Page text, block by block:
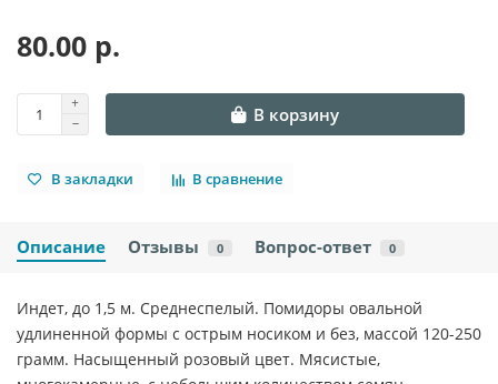
80.00 р.
В корзину
В закладки В сравнение
Описание Отзывы 0 Вопрос-ответ 0
Индет, до 1,5 м. Среднеспелый. Помидоры овальной
удлиненной формы с острым носиком и без, массой 120-250
грамм. Насыщенный розовый цвет. Мясистые,